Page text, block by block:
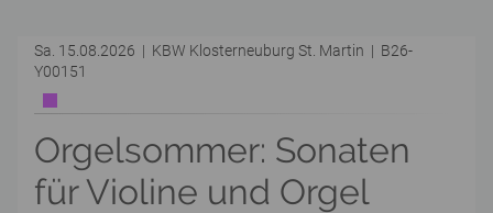
Sa. 15.08.2026 | KBW Klosterneuburg St. Martin | B26-
Y00151
Orgelsommer: Sonaten
für Violine und Orgel